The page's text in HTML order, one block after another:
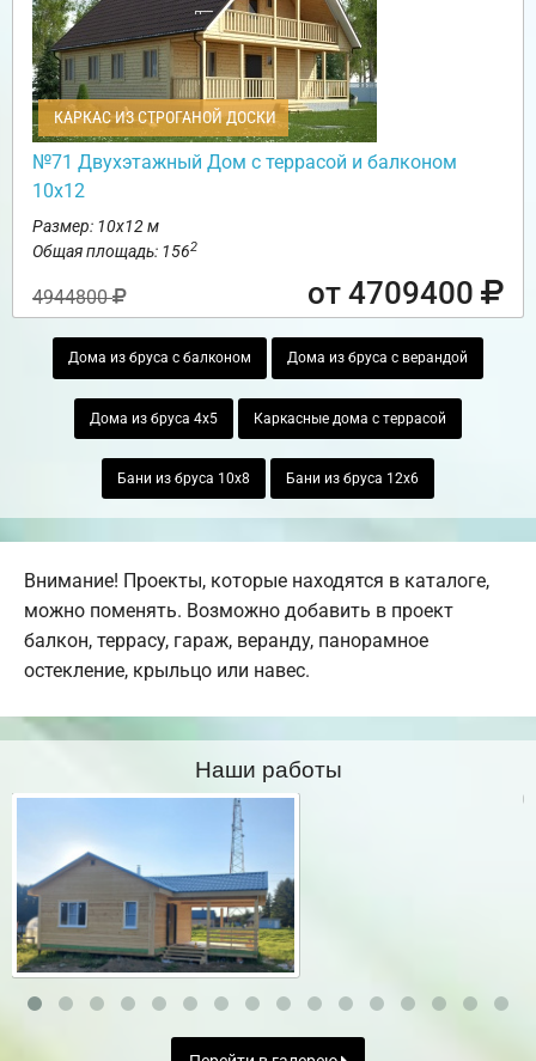
КАРКАС ИЗ СТРОГАНОЙ ДОСКИ
№71 Двухэтажный Дом с террасой и балконом
10х12
Размер: 10х12 м
Общая площадь: 1562
4944800 от 4709400
Дома из бруса с балконом Дома из бруса с верандой
Дома из бруса 4х5 Каркасные дома с террасой
Бани из бруса 10х8 Бани из бруса 12х6
Внимание! Проекты, которые находятся в каталоге,
можно поменять. Возможно добавить в проект
балкон, террасу, гараж, веранду, панорамное
остекление, крыльцо или навес.
Наши работы